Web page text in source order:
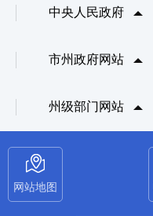
中央人民政府
市州政府网站
州级部门网站
网站地图